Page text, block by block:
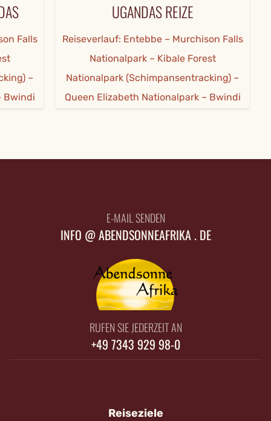
–
UGANDAS REIZE
Reiseverlauf: Entebbe – Murchison Falls
Nationalpark – Kibale Forest
Nationalpark (Schimpansentracking) –
Queen Elizabeth Nationalpark – Bwindi
E-MAIL SENDEN
INFO @ ABENDSONNEAFRIKA . DE
RUFEN SIE JEDERZEIT AN
+49 7343 929 98-0
Reiseziele